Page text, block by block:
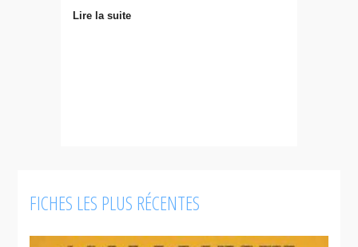
Lire la suite
FICHES LES PLUS RÉCENTES